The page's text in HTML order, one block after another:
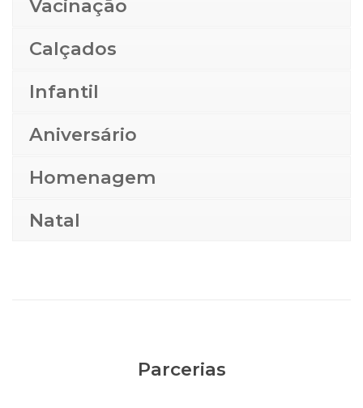
Vacinação
Calçados
Infantil
Aniversário
Homenagem
Natal
Parcerias